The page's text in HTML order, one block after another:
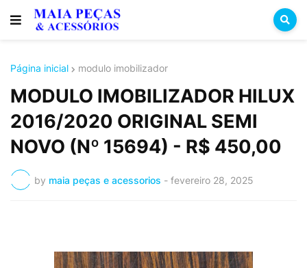
Página inicial modulo imobilizador
MODULO IMOBILIZADOR HILUX
2016/2020 ORIGINAL SEMI
NOVO (Nº 15694) - R$ 450,00
by maia peças e acessorios - fevereiro 28, 2025